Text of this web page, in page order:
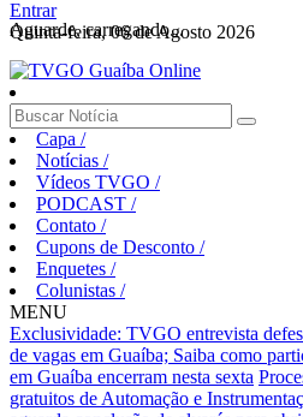
Aguarde, carregando...
Entrar
Quinta-feira, 06 de Agosto 2026
Capa /
Notícias /
Vídeos TVGO /
PODCAST /
Contato /
Cupons de Desconto /
Enquetes /
Colunistas /
MENU
Exclusividade: TVGO entrevista
de vagas em Guaíba; Saiba como
em Guaíba encerram nesta sexta
gratuitos de Automação e